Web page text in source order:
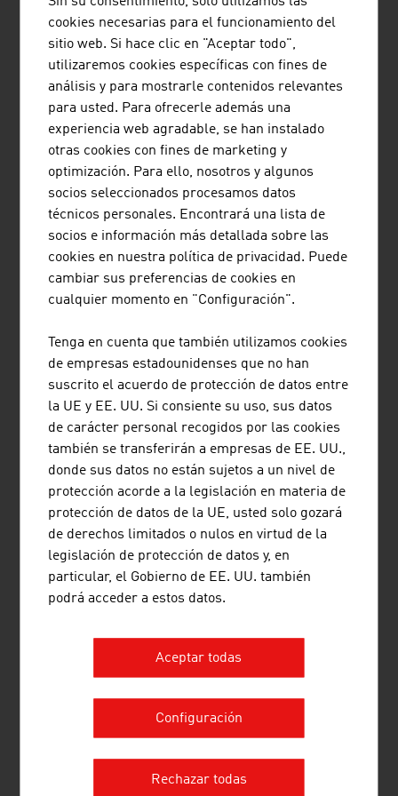
exclusivamente en Austria y la empresa retiene el
control de todo el proceso de valor añadido, partiendo
desde el árbol hasta el mobiliario terminado.
AUTORREGULACIÓN
A la competencia tradicional del sector mobiliario
austriaco y de interiores hay que añadir el saber hacer
tecnológico, el cual requiere mucho trabajo de
investigación y desarrollo. Así es como cada vez se
automatizan más procesos en el sector mobiliario. Los
dispositivos pueden aprender a través de sensores y
algoritmos para adaptar sus actividades a los hábitos de
los propietarios. En este sentido, sobre todo los
lanzan al mercado interesantes desarrollos.
FORMACIÓN
La formación juega un papel muy importante en el sector
del diseño (de interiores). Más del 60 % de los
diseñadores cuentan con formación académica
(universidad o escuela técnica de ciencias aplicadas).
El Centro de Diseño en la"Universität für angewandte
Kunst" (Universidad de Artes Aplicadas) de Viena es uno
de los centros educativos más importantes de Europa y
fortalece la interconexión nacional e internacional de
competencias de diseño en Viena. El plan de estudios se
de expertos nacionales e internacionales.
cookies necesarias para el funcionamiento del
sitio web. Si hace clic en "Aceptar todo",
utilizaremos cookies específicas con fines de
análisis y para mostrarle contenidos relevantes
para usted. Para ofrecerle además una
experiencia web agradable, se han instalado
otras cookies con fines de marketing y
optimización. Para ello, nosotros y algunos
socios seleccionados procesamos datos
técnicos personales. Encontrará una lista de
socios e información más detallada sobre las
cookies en nuestra política de privacidad. Puede
cambiar sus preferencias de cookies en
cualquier momento en "Configuración".
Tenga en cuenta que también utilizamos cookies
de empresas estadounidenses que no han
suscrito el acuerdo de protección de datos entre
la UE y EE. UU. Si consiente su uso, sus datos
de carácter personal recogidos por las cookies
también se transferirán a empresas de EE. UU.,
donde sus datos no están sujetos a un nivel de
protección acorde a la legislación en materia de
protección de datos de la UE, usted solo gozará
de derechos limitados o nulos en virtud de la
legislación de protección de datos y, en
particular, el Gobierno de EE. UU. también
podrá acceder a estos datos.
Aceptar todas
Configuración
Rechazar todas